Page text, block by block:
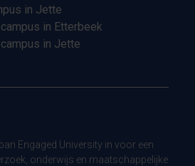
in Jette
in Etterbeek
in Jette
Engaged University in voor een
onderwijs en maatschappelijke